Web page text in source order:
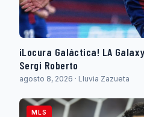
¡Locura Galáctica! LA
Sergi Roberto
agosto 8, 2026 · Lluvia Zazueta
MLS